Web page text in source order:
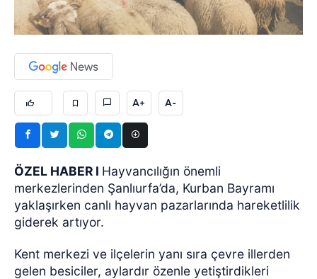
A+ A-
ÖZEL HABER I Hayvancılığın önemli
merkezlerinden Şanlıurfa’da, Kurban Bayramı
yaklaşırken canlı hayvan pazarlarında hareketlilik
giderek artıyor.
Kent merkezi ve ilçelerin yanı sıra çevre illerden
gelen besiciler, aylardır özenle yetiştirdikleri